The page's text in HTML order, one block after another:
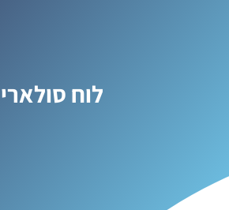
לוח סולארי